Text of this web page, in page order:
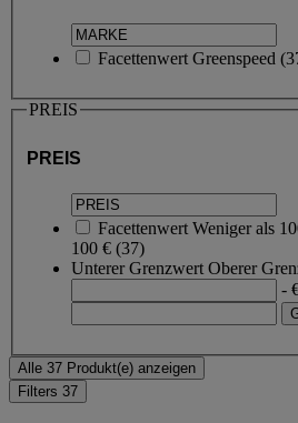
Facettenwert Greenspeed (
PREIS
PREIS
Facettenwert Weniger als
100 € (37)
Unterer Grenzwert Oberer
-
Alle 37 Produkt(e) anzeigen
Filters 37